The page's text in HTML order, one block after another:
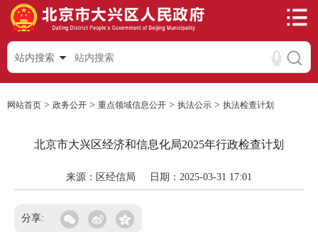
站内搜索
网站首页 > 政务公开 > 重点领域信息公开 > 执法公示 > 执法检查计划
北京市大兴区经济和信息化局2025年行政检查计划
来源：区经信局 日期：2025-03-31 17:01
分享: